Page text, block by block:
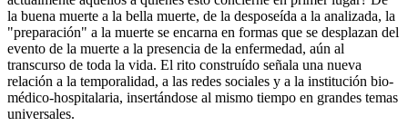
la buena muerte a la bella muerte, de la desposeída a la analizada, la
"preparación" a la muerte se encarna en formas que se desplazan del
evento de la muerte a la presencia de la enfermedad, aún al
transcurso de toda la vida. El rito construído señala una nueva
relación a la temporalidad, a las redes sociales y a la institución bio-
médico-hospitalaria, insertándose al mismo tiempo en grandes temas
universales.